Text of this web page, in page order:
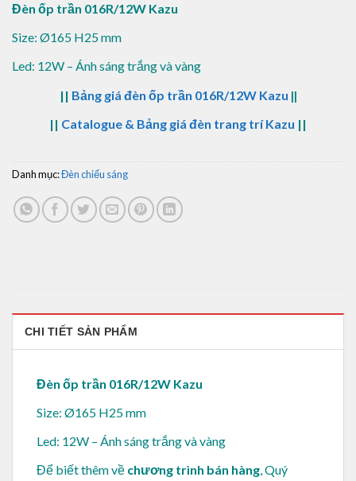
Đèn ốp trần 016R/12W Kazu
Size: Ø165 H25 mm
Led: 12W – Ánh sáng trắng và vàng
|| Bảng giá đèn ốp trần 016R/12W Kazu ||
|| Catalogue & Bảng giá đèn trang trí Kazu ||
Danh mục:Đèn chiếu sáng
CHI TIẾT SẢN PHẨM
Đèn ốp trần 016R/12W Kazu
Size: Ø165 H25 mm
Led: 12W – Ánh sáng trắng và vàng
Để biết thêm về chương trình bán hàng, Quý